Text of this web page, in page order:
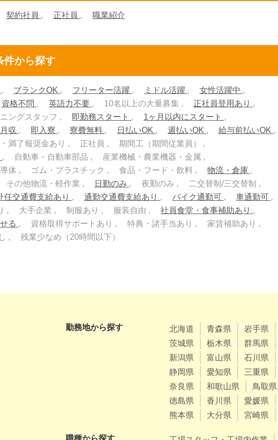
契約社員 正社員 職業紹介
件から探す
ブランクOK フリーター活躍 ミドル活躍
女性活躍中
資格不問 英語力不要 10名以上の大量募集
正社員登用あり
ングスタッフ 即勤務スタート
1ヶ月以内にスタート
収 即入寮 寮費無料 日払いOK 週払いOK
給与前払いOK
満了報奨金あり 正社員
期間工（期間従業員）
自動車・自動車部品
産業機械・農業機器・金属
体 ゴム・プラスチック 食品・フード・飲料
物流・倉庫
その他物流・軽作業 日勤のみ 夜勤のみ
二交替制/三交替制
任交通費支給あり 通勤交通費支給あり バイク通勤可
車通勤可
大手企業 制服あり 服装自由
社員食堂・食事補助あり
る 資格取得サポートあり 特典・諸手当あり
家賃補助あり
残業少なめ（20時間以下）
勤務地から探す 北海道 青森県
岩手県
茨城県
栃木県
群馬県
新潟県
富山県
石川県
静岡県
愛知県
三重県
奈良県
和歌山県
鳥取県
徳島県
香川県
愛媛県
熊本県
大分県 宮崎県
職種から探す